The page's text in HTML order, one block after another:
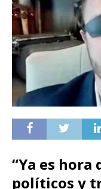
“Ya es
políticos y